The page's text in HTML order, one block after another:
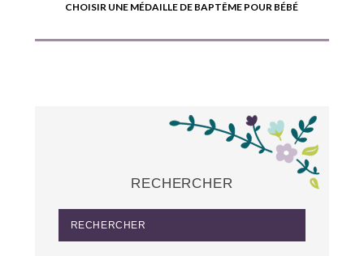
CHOISIR UNE MÉDAILLE DE BAPTÊME POUR BÉBÉ
RECHERCHER